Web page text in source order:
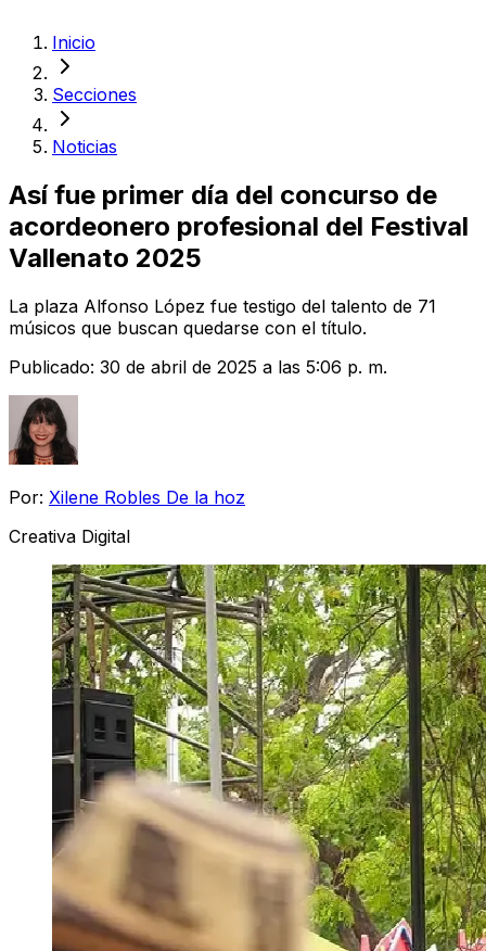
Inicio
Secciones
Noticias
Así fue primer día del concurso de
acordeonero profesional del Festival
Vallenato 2025
La plaza Alfonso López fue testigo del talento de 71
músicos que buscan quedarse con el título.
Publicado: 30 de abril de 2025 a las 5:06 p. m.
Por: Xilene Robles De la hoz
Creativa Digital